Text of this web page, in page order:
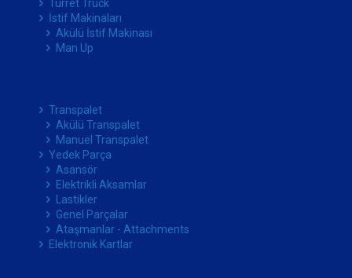
Turret Truck
İstif Makinaları
Akülü İstif Makinası
Man Up
Transpalet
Akülü Transpalet
Manuel Transpalet
Yedek Parça
Asansör
Elektrikli Aksamlar
Lastikler
Genel Parçalar
Ataşmanlar - Attachments
Elektronik Kartlar